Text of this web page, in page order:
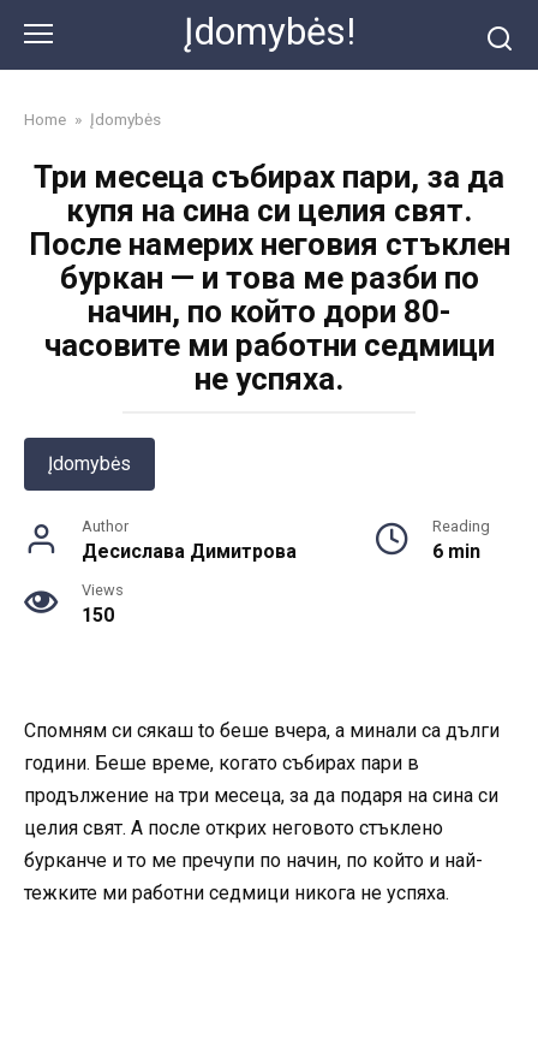
content
Įdomybės!
Home » Įdomybės
Три месеца събирах пари, за да
купя на сина си целия свят.
После намерих неговия стъклен
буркан — и това ме разби по
начин, по който дори 80-
часовите ми работни седмици
не успяха.
Įdomybės
Author
Десислава Димитрова
Reading
6 min
Views
150
Спомням си сякаш to беше вчера, а минали са дълги
години. Беше време, когато събирах пари в
продължение на три месеца, за да подаря на сина си
целия свят. А после открих неговото стъклено
бурканче и то ме пречупи по начин, по който и най-
тежките ми работни седмици никога не успяха.